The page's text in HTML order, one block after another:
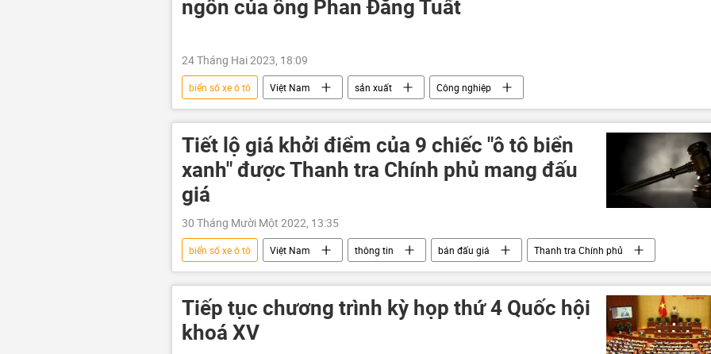
ngôn của ông Phan Đăng Tuất
24 Tháng Hai 2023, 18:09
biển số xe ô tô Việt Nam sản xuất Công nghiệp
Tiết lộ giá khởi điểm của 9 chiếc "ô tô biển
xanh" được Thanh tra Chính phủ mang đấu
giá
30 Tháng Mười Một 2022, 13:35
biển số xe ô tô Việt Nam thông tin bán đấu giá Thanh tra Chính phủ
Tiếp tục chương trình kỳ họp thứ 4 Quốc hội
khoá XV